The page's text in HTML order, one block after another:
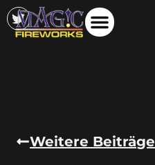
Weitere Beiträge